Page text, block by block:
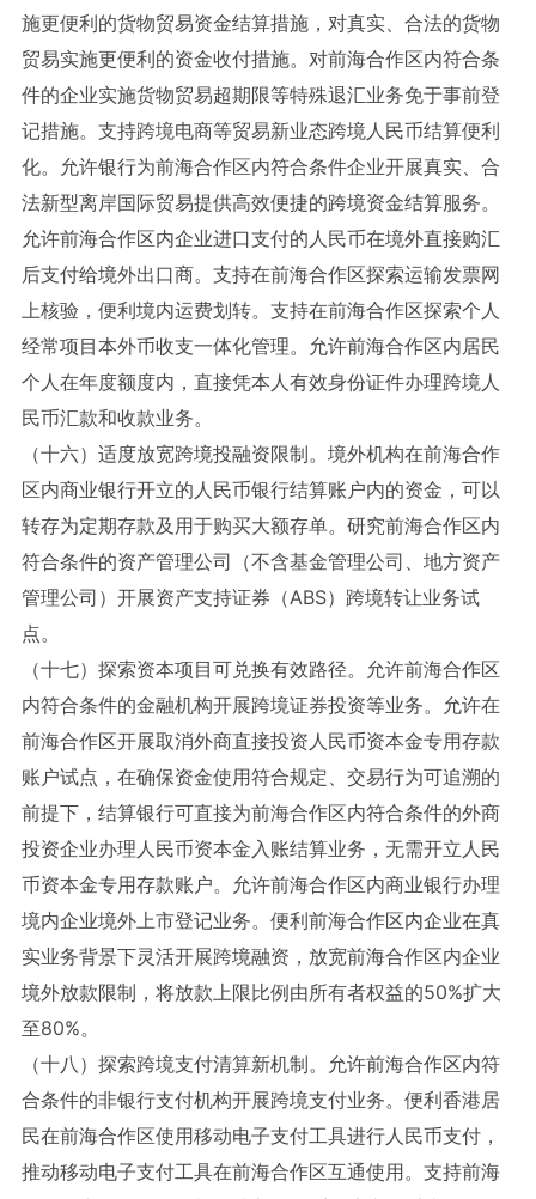
施更便利的货物贸易资金结算措施，对真实、合法的货物
贸易实施更便利的资金收付措施。对前海合作区内符合条
件的企业实施货物贸易超期限等特殊退汇业务免于事前登
记措施。支持跨境电商等贸易新业态跨境人民币结算便利
化。允许银行为前海合作区内符合条件企业开展真实、合
法新型离岸国际贸易提供高效便捷的跨境资金结算服务。
允许前海合作区内企业进口支付的人民币在境外直接购汇
后支付给境外出口商。支持在前海合作区探索运输发票网
上核验，便利境内运费划转。支持在前海合作区探索个人
经常项目本外币收支一体化管理。允许前海合作区内居民
个人在年度额度内，直接凭本人有效身份证件办理跨境人
民币汇款和收款业务。
（十六）适度放宽跨境投融资限制。境外机构在前海合作
区内商业银行开立的人民币银行结算账户内的资金，可以
转存为定期存款及用于购买大额存单。研究前海合作区内
符合条件的资产管理公司（不含基金管理公司、地方资产
管理公司）开展资产支持证券（ABS）跨境转让业务试
点。
（十七）探索资本项目可兑换有效路径。允许前海合作区
内符合条件的金融机构开展跨境证券投资等业务。允许在
前海合作区开展取消外商直接投资人民币资本金专用存款
账户试点，在确保资金使用符合规定、交易行为可追溯的
前提下，结算银行可直接为前海合作区内符合条件的外商
投资企业办理人民币资本金入账结算业务，无需开立人民
币资本金专用存款账户。允许前海合作区内商业银行办理
境内企业境外上市登记业务。便利前海合作区内企业在真
实业务背景下灵活开展跨境融资，放宽前海合作区内企业
境外放款限制，将放款上限比例由所有者权益的50%扩大
至80%。
（十八）探索跨境支付清算新机制。允许前海合作区内符
合条件的非银行支付机构开展跨境支付业务。便利香港居
民在前海合作区使用移动电子支付工具进行人民币支付，
推动移动电子支付工具在前海合作区互通使用。支持前海